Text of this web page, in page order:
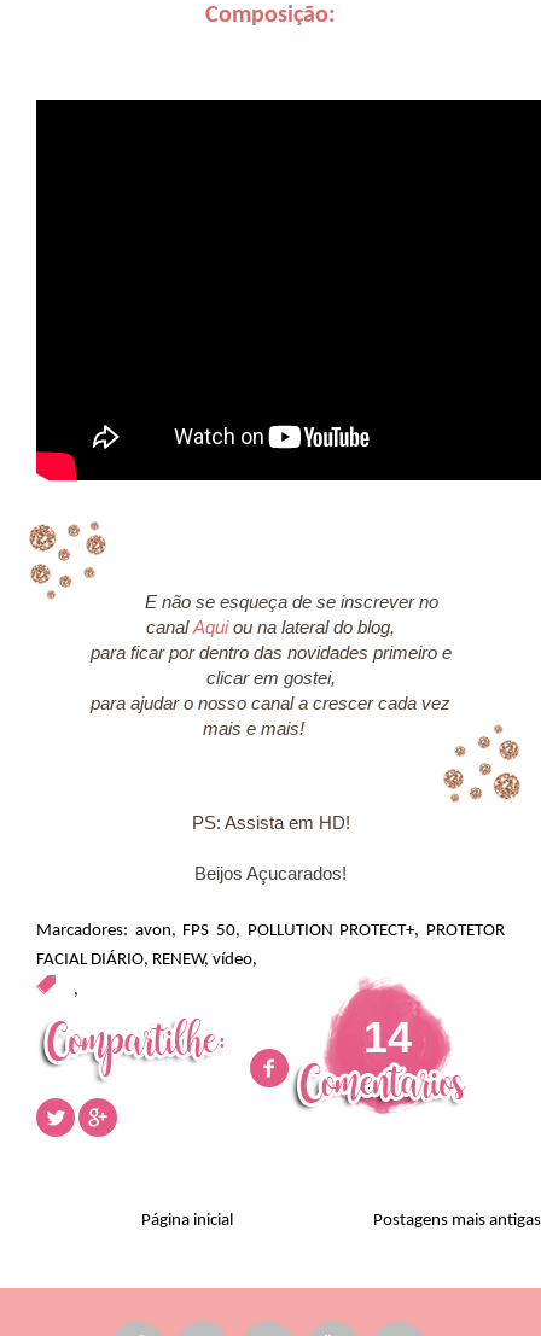
Composição:
E não se esqueça de se inscrever no
canalAquiou na lateral do blog,
para ficar por dentro das novidades primeiro e
clicar em gostei,
para ajudar o nosso canal a crescer cada vez
mais e mais!
PS: Assista em HD!
Beijos Açucarados!
Marcadores: avon, FPS 50, POLLUTION PROTECT+, PROTETOR
FACIAL DIÁRIO, RENEW, vídeo,
,
14
Postagens mais antigas
Página inicial